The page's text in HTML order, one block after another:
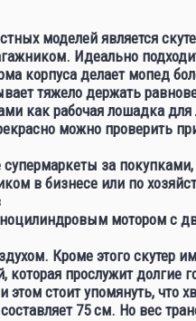
моделей является
Идеально
делает мопед
тяжело держать
как рабочая лошадка
можно проверить
супермаркеты за
в бизнесе или по
мотором с
Кроме этого
прослужит долгие
стоит упомянуть, что
75 см. Но вес